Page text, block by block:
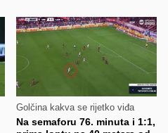
Golčina kakva se rijetko viđa
Na semaforu 76. minuta i 1:1,